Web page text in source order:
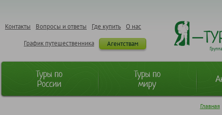
О нас
Где купить
Вопросы и ответы
Контакты
Агентствам
График путешественника
Туры по
России
Туры по
миру
Главная